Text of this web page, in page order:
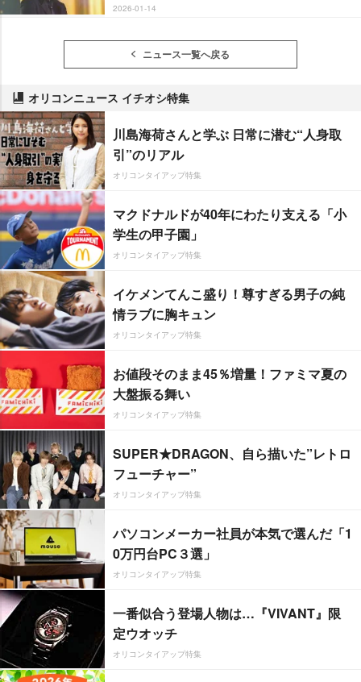
2026-01-14
ニュース一覧へ戻る
オリコンニュース イチオシ特集
川島海荷さんと学ぶ 日常に潜む“人身取
引”のリアル
オリコンタイアップ特集
マクドナルドが40年にわたり支える「小
学生の甲子園」
オリコンタイアップ特集
イケメンてんこ盛り！尊すぎる男子の純
情ラブに胸キュン
オリコンタイアップ特集
お値段そのまま45％増量！ファミマ夏の
大盤振る舞い
オリコンタイアップ特集
SUPER★DRAGON、自ら描いた”レトロ
フューチャー”
オリコンタイアップ特集
パソコンメーカー社員が本気で選んだ「1
0万円台PC３選」
オリコンタイアップ特集
一番似合う登場人物は…『VIVANT』限
定ウオッチ
オリコンタイアップ特集